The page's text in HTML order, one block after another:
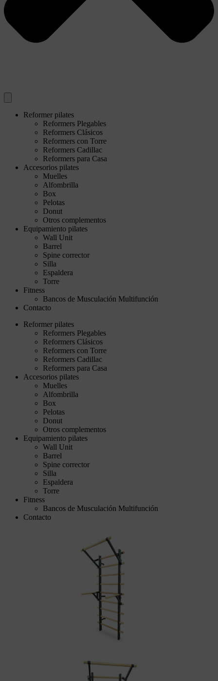
Reformer pilates
Reformers Plegables
Reformers Clásicos
Reformers con Torre
Reformers Cadillac
Reformers para Casa
Accesorios pilates
Muelles
Alfombrilla
Box
Pelotas
Donut
Otros complementos
Equipamiento pilates
Wall Unit
Barrel
Spine corrector
Silla
Espaldera
Torre
Fitness
Bancos de Musculación Multifunción
Contacto
Reformer pilates
Reformers Plegables
Reformers Clásicos
Reformers con Torre
Reformers Cadillac
Reformers para Casa
Accesorios pilates
Muelles
Alfombrilla
Box
Pelotas
Donut
Otros complementos
Equipamiento pilates
Wall Unit
Barrel
Spine corrector
Silla
Espaldera
Torre
Fitness
Bancos de Musculación Multifunción
Contacto